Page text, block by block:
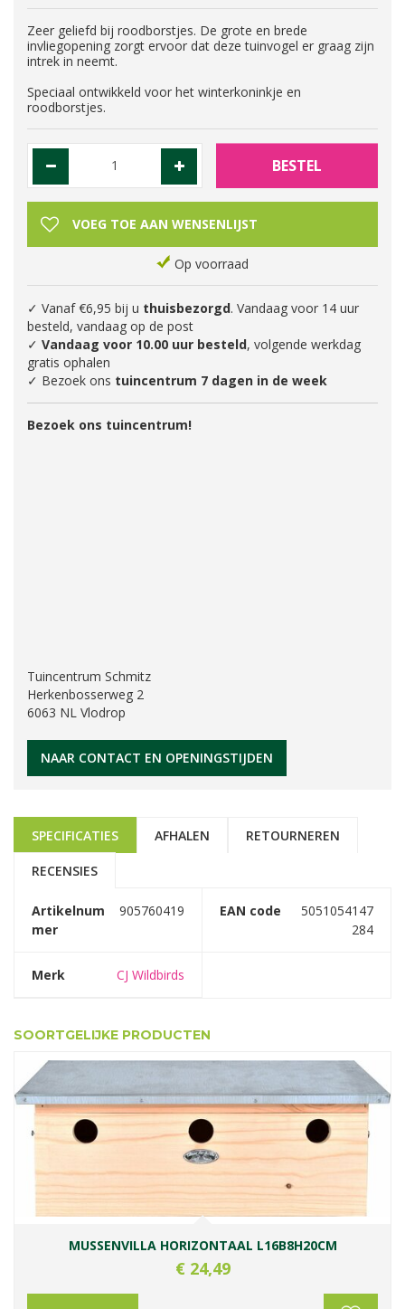
Zeer geliefd bij roodborstjes. De grote en brede
invliegopening zorgt ervoor dat deze tuinvogel er graag zijn
intrek in neemt.
Speciaal ontwikkeld voor het winterkoninkje en
roodborstjes.
Op voorraad
✓ Vanaf €6,95 bij u thuisbezorgd. Vandaag voor 14 uur
besteld, vandaag op de post
✓ Vandaag voor 10.00 uur besteld, volgende werkdag
gratis ophalen
✓ Bezoek ons tuincentrum 7 dagen in de week
Bezoek ons tuincentrum!
Tuincentrum Schmitz
Herkenbosserweg 2
6063 NL Vlodrop
NAAR CONTACT EN OPENINGSTIJDEN
SPECIFICATIES AFHALEN RETOURNEREN
RECENSIES
Artikelnum
mer
905760419 EAN code
5051054147
284
Merk CJ Wildbirds
SOORTGELIJKE PRODUCTEN
MUSSENVILLA HORIZONTAAL L16B8H20CM
€ 24,49